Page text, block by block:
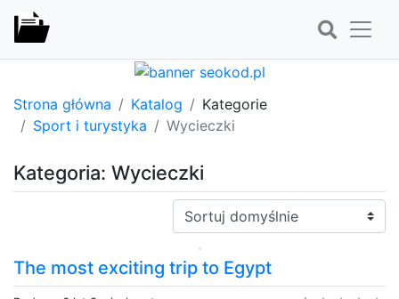
Strona główna Katalog
Kategorie
Sport i turystyka
Wycieczki
Kategoria: Wycieczki
Sortuj:
The most exciting trip to Egypt